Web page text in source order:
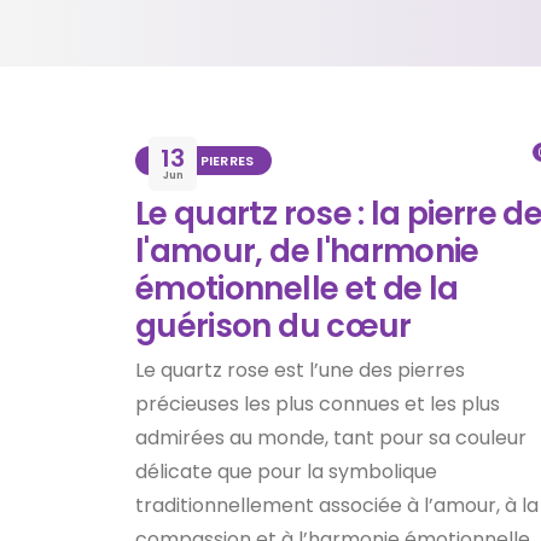
13
Jun
BLOG PIERRES
Le quartz rose : la pierre
l'amour, de l'harmonie
émotionnelle et de la
guérison du cœur
Le quartz rose est l’une des pierres
précieuses les plus connues et les plus
admirées au monde, tant pour sa couleur
délicate que pour la symbolique
traditionnellement associée à l’amour, à la